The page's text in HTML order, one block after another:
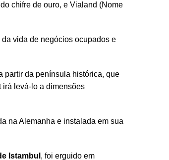
chifre de ouro, e Vialand (Nome
vida de negócios ocupados e
partir da península histórica, que
irá levá-lo a dimensões
na Alemanha e instalada em sua
Istambul , foi erguido em